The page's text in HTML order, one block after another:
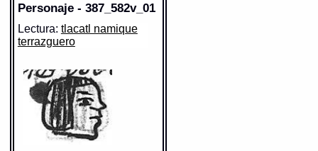
Personaje - 387_582v_01
Lectura: tlacatl namique
terrazguero